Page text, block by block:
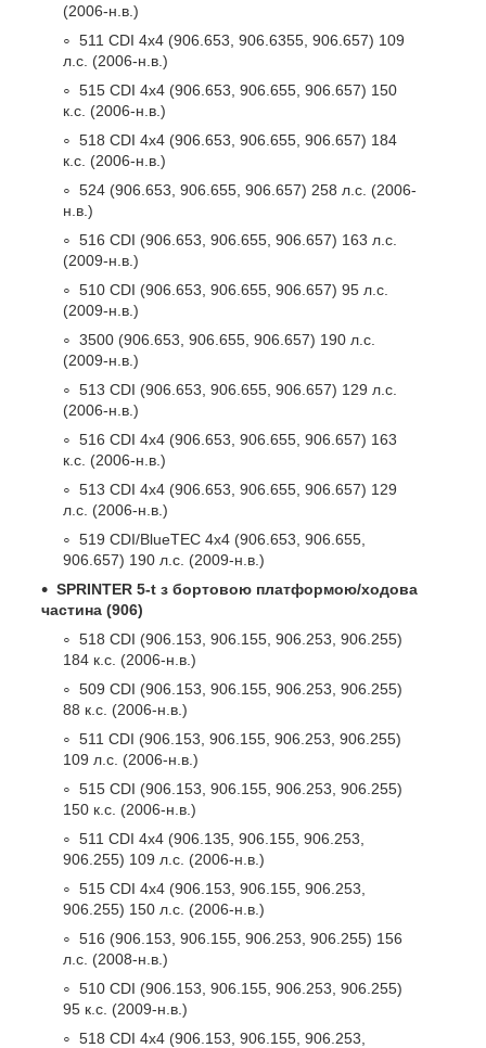
(2006-н.в.)
511 CDI 4x4 (906.653, 906.6355, 906.657) 109
л.с. (2006-н.в.)
515 CDI 4x4 (906.653, 906.655, 906.657) 150
к.с. (2006-н.в.)
518 CDI 4x4 (906.653, 906.655, 906.657) 184
к.с. (2006-н.в.)
524 (906.653, 906.655, 906.657) 258 л.с. (2006-
н.в.)
516 CDI (906.653, 906.655, 906.657) 163 л.с.
(2009-н.в.)
510 CDI (906.653, 906.655, 906.657) 95 л.с.
(2009-н.в.)
3500 (906.653, 906.655, 906.657) 190 л.с.
(2009-н.в.)
513 CDI (906.653, 906.655, 906.657) 129 л.с.
(2006-н.в.)
516 CDI 4x4 (906.653, 906.655, 906.657) 163
к.с. (2006-н.в.)
513 CDI 4x4 (906.653, 906.655, 906.657) 129
л.с. (2006-н.в.)
519 CDI/BlueTEC 4x4 (906.653, 906.655,
906.657) 190 л.с. (2009-н.в.)
SPRINTER 5-t з бортовою платформою/ходова
частина (906)
518 CDI (906.153, 906.155, 906.253, 906.255)
184 к.с. (2006-н.в.)
509 CDI (906.153, 906.155, 906.253, 906.255)
88 к.с. (2006-н.в.)
511 CDI (906.153, 906.155, 906.253, 906.255)
109 л.с. (2006-н.в.)
515 CDI (906.153, 906.155, 906.253, 906.255)
150 к.с. (2006-н.в.)
511 CDI 4x4 (906.135, 906.155, 906.253,
906.255) 109 л.с. (2006-н.в.)
515 CDI 4x4 (906.153, 906.155, 906.253,
906.255) 150 л.с. (2006-н.в.)
516 (906.153, 906.155, 906.253, 906.255) 156
л.с. (2008-н.в.)
510 CDI (906.153, 906.155, 906.253, 906.255)
95 к.с. (2009-н.в.)
518 CDI 4x4 (906.153, 906.155, 906.253,